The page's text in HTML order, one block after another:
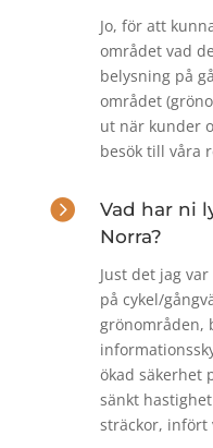
Jo, för att
området vad
belysning på
området
ut när kunder
besök till våra

Vad har ni
Norra?
Just det jag
på cykel/
grönområden,
ökad säkerhet
sänkt
sträckor, infört